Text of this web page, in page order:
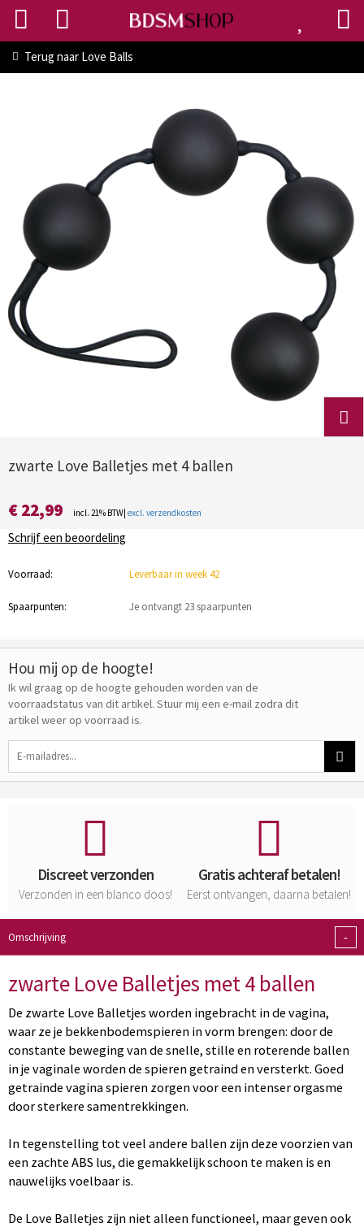
Terug naar Love Balls
zwarte Love Balletjes met 4 ballen
€ 22,99 incl. 21% BTW| excl. verzendkosten
Schrijf een beoordeling
Voorraad: Leverbaar in week 42
Spaarpunten: Je ontvangt 23 spaarpunten
Hou mij op de hoogte!
Ik wil graag op de hoogte gehouden worden van de
voorraadstatus van dit artikel. Stuur mij een e-mail zodra dit
artikel weer op voorraad is.
Discreet verzonden
Verzonden in een blanco doos!
Gratis achteraf betalen!
Eerst ontvangen, daarna betalen!
Omschrijving -
zwarte Love Balletjes met 4 ballen
De zwarte Love Balletjes worden ingebracht in de vagina,
waar ze je bekkenbodemspieren in vorm brengen: door de
constante beweging van de snelle, stille en roterende ballen
in je vaginale worden de spieren getraind en versterkt. Goed
getrainde vagina spieren zorgen voor een intenser orgasme
door sterkere samentrekkingen.
In tegenstelling tot veel andere ballen zijn deze voorzien van
een zachte ABS lus, die gemakkelijk schoon te maken is en
nauwelijks voelbaar is.
De Love Balletjes zijn niet alleen functioneel, maar geven ook